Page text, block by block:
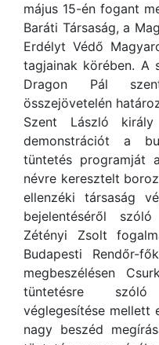
május 15-én fogant
Baráti Társaság, a
Erdélyt Védő
tagjainak körében. A
Dragon Pál
összejövetelén
Szent László
demonstrációt a
tüntetés programját
névre keresztelt
ellenzéki társaság
bejelentéséről
Zétényi Zsolt
Budapesti Rendőr-
megbeszélésen
tüntetésre
véglegesítése mellett
nagy beszéd